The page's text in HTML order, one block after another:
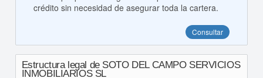
crédito sin necesidad de asegurar toda la cartera.
Consultar
Estructura legal de SOTO DEL CAMPO SERVICIOS
INMOBILIARIOS SL